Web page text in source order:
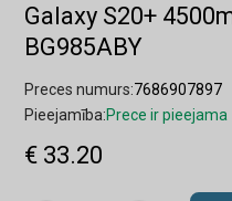
Galaxy S20+
BG985ABY
Preces numurs:7686907897
Pieejamība:Prece ir pieejama
€ 33.20